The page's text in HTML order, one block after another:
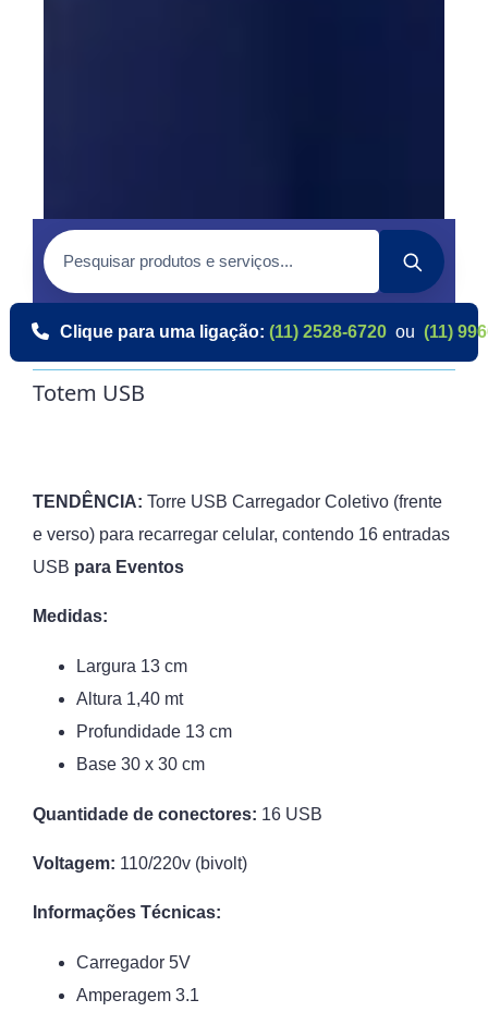
Clique para uma ligação: (11) 2528-6720 ou (11)
Totem USB
TENDÊNCIA: Torre USB Carregador Coletivo (frente
e verso) para recarregar celular, contendo 16 entradas
USB para Eventos
Medidas:
Largura 13 cm
Altura 1,40 mt
Profundidade 13 cm
Base 30 x 30 cm
Quantidade de conectores: 16 USB
Voltagem: 110/220v (bivolt)
Informações Técnicas:
Carregador 5V
Amperagem 3.1